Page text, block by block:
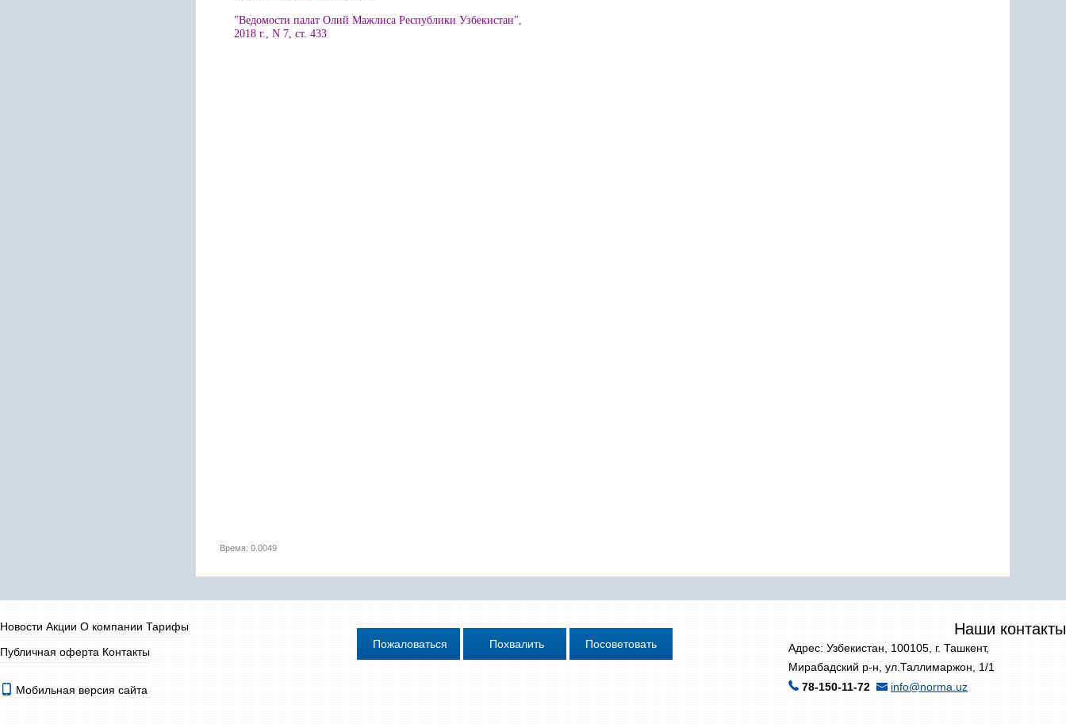
"Ведомости палат Олий Мажлиса Республики Узбекистан",
2018 г., N 7, ст. 433
Время: 0.0049
Новости Акции О компании Тарифы
Публичная оферта Контакты
Наши контакты
Адрес: Узбекистан, 100105, г. Ташкент,
Мирабадский р-н, ул.Таллимаржон, 1/1
78-150-11-72
info@norma.uz
Мобильная версия сайта